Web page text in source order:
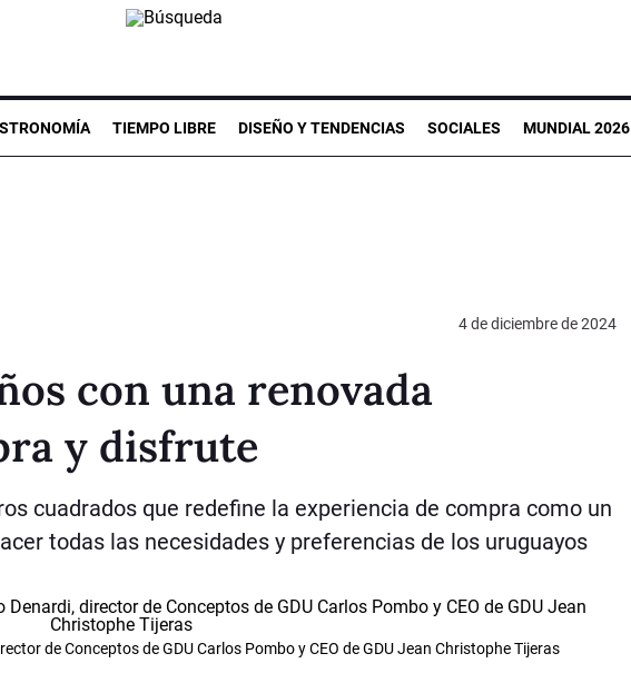
TIEMPO LIBRE DISEÑO Y TENDENCIAS SOCIALES MUNDIAL 2026
4 de diciembre de 2024
con una renovada
y disfrute
cuadrados que redefine la experiencia de compra como un
todas las necesidades y preferencias de los uruguayos
de Conceptos de GDU Carlos Pombo y CEO de GDU Jean Christophe Tijeras